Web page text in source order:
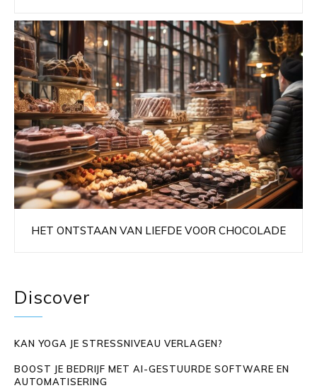
HET ONTSTAAN VAN LIEFDE VOOR CHOCOLADE
Discover
KAN YOGA JE STRESSNIVEAU VERLAGEN?
BOOST JE BEDRIJF MET AI-GESTUURDE SOFTWARE EN
AUTOMATISERING